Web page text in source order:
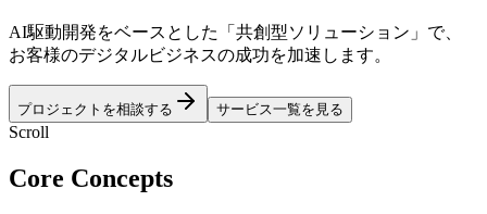
AI駆動開発をベースとした「共創型ソリューション」で、
お客様のデジタルビジネスの成功を加速します。
プロジェクトを相談する サービス一覧を見る
Scroll
Core Concepts